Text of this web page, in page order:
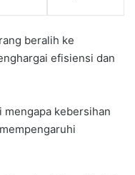
beralih ke
efisiensi dan
mengapa kebersihan